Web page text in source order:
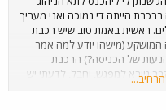
הייתה די נמוכה ואני מעריך
ראשית באמת טוב שיש רכבת
(מישהו יודע למה אמר
של הכניסה?) הרכבת
לחכות כ-8 דקות בבר גיורא למפגש, וחבל, לדעתי יש
של הקו שיחסכו את ההמתנה
כן אני חושב שיש מס' פיתולים